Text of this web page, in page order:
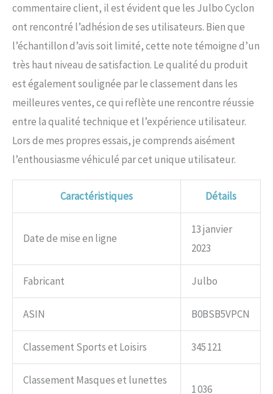
commentaire client, il est évident que les Julbo Cyclon
ont rencontré l’adhésion de ses utilisateurs. Bien que
l’échantillon d’avis soit limité, cette note témoigne d’un
très haut niveau de satisfaction. Le qualité du produit
est également soulignée par le classement dans les
meilleures ventes, ce qui reflète une rencontre réussie
entre la qualité technique et l’expérience utilisateur.
Lors de mes propres essais, je comprends aisément
l’enthousiasme véhiculé par cet unique utilisateur.
Caractéristiques Détails
Date de mise en ligne
13 janvier
2023
Fabricant Julbo
ASIN B0BSB5VPCN
Classement Sports et Loisirs 345 121
Classement Masques et lunettes
1 036